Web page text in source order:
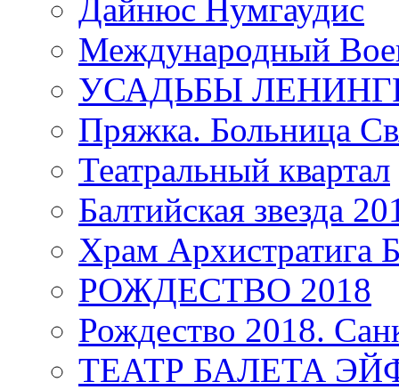
Дайнюс Нумгаудис
Международный
УСАДЬБЫ
Пряжка. Больница
Театральный квартал
Балтийская звезда
Храм
РОЖДЕСТВО 2018
Рождество 2018.
ТЕАТР БАЛЕТА